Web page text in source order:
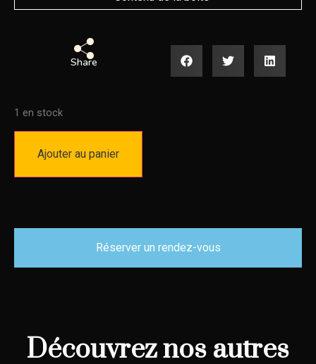
Share
1 en stock
Ajouter au panier
Réserver un rendez-vous
Découvrez nos autres